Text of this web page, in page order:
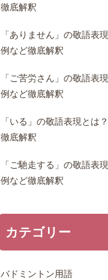
徹底解釈
「ありません」の敬語表
例など徹底解釈
「ご苦労さん」の敬語表
例など徹底解釈
「いる」の敬語表現とは
徹底解釈
「ご馳走する」の敬語表
例など徹底解釈
カテゴリー
バドミントン用語